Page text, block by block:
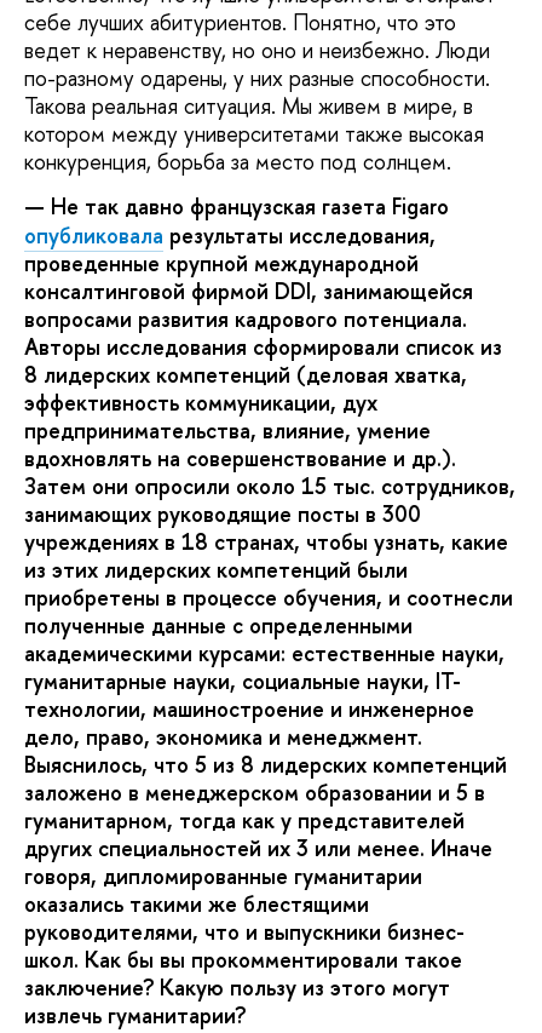
себе лучших абитуриентов. Понятно, что это
ведет к неравенству, но оно и неизбежно. Люди
по-разному одарены, у них разные способности.
Такова реальная ситуация. Мы живем в мире, в
котором между университетами также высокая
конкуренция, борьба за место под солнцем.
— Не так давно французская газета Figaro
опубликовала результаты исследования,
проведенные крупной международной
консалтинговой фирмой DDI, занимающейся
вопросами развития кадрового потенциала.
Авторы исследования сформировали список из
8 лидерских компетенций (деловая хватка,
эффективность коммуникации, дух
предпринимательства, влияние, умение
вдохновлять на совершенствование и др.).
Затем они опросили около 15 тыс. сотрудников,
занимающих руководящие посты в 300
учреждениях в 18 странах, чтобы узнать, какие
из этих лидерских компетенций были
приобретены в процессе обучения, и соотнесли
полученные данные с определенными
академическими курсами: естественные науки,
гуманитарные науки, социальные науки, IT-
технологии, машиностроение и инженерное
дело, право, экономика и менеджмент.
Выяснилось, что 5 из 8 лидерских компетенций
заложено в менеджерском образовании и 5 в
гуманитарном, тогда как у представителей
других специальностей их 3 или менее. Иначе
говоря, дипломированные гуманитарии
оказались такими же блестящими
руководителями, что и выпускники бизнес-
школ. Как бы вы прокомментировали такое
заключение? Какую пользу из этого могут
извлечь гуманитарии?